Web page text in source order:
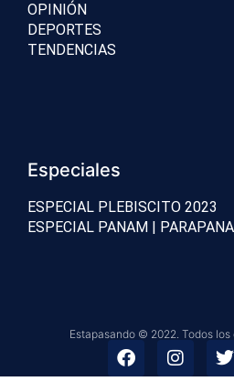
OPINIÓN
DEPORTES
TENDENCIAS
Especiales
ESPECIAL PLEBISCITO 2023
ESPECIAL PANAM |
Estapasando © 2022. Todos